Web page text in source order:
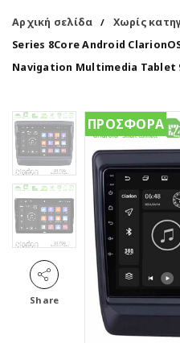
Αρχική σελίδα / Χωρίς
Series 8Core Android
Navigation Multimedia Tablet
Share
ΠΡΟΣΦΟΡΑ